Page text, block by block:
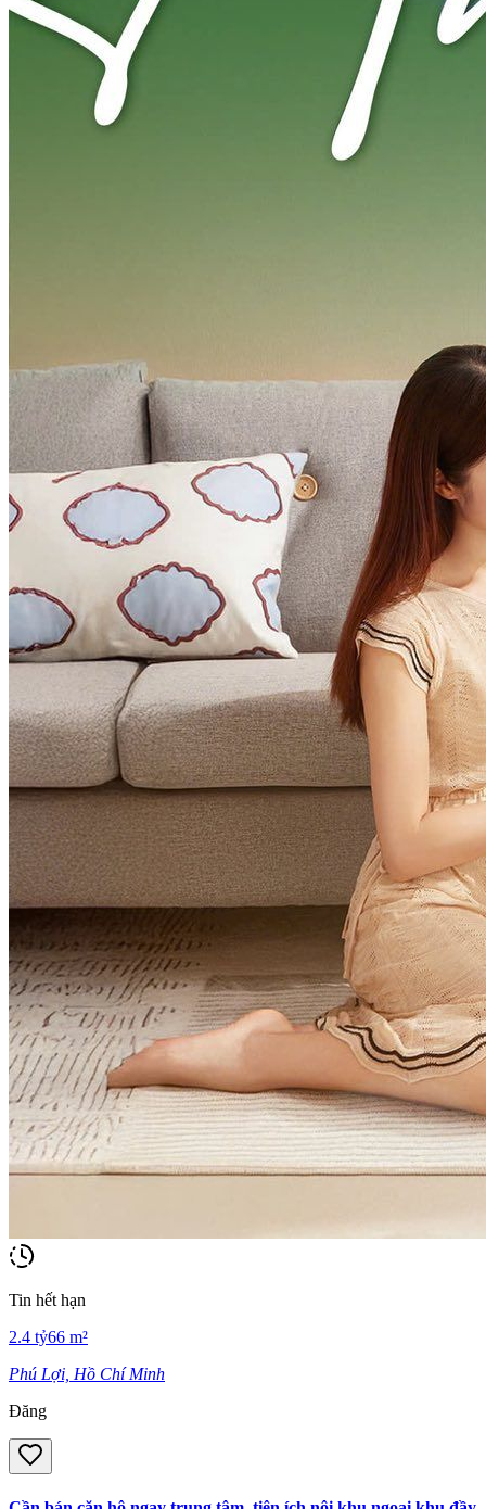
Tin hết hạn
2.4 tỷ66 m²
Phú Lợi, Hồ Chí Minh
Đăng